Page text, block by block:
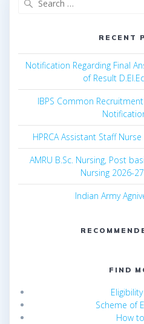
RECENT
Notification Regarding Final
of Result
IBPS Common Recruitment
HPRCA Assistant Staff
AMRU B.Sc. Nursing, Post
Nursing 2026-
Indian Army
FIND
Scheme of
How